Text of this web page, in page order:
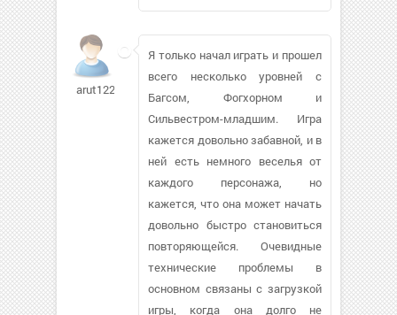
arut1221
Я только начал играть и прошел
всего несколько уровней с
Багсом, Фогхорном и
Сильвестром-младшим. Игра
кажется довольно забавной, и в
ней есть немного веселья от
каждого персонажа, но
кажется, что она может начать
довольно быстро становиться
повторяющейся. Очевидные
технические проблемы в
основном связаны с загрузкой
игры, когда она долго не